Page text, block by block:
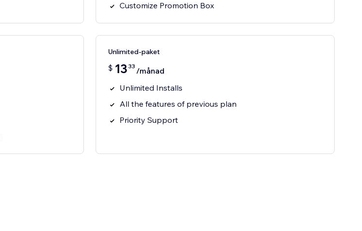
Customize Promotion Box
Unlimited-paket
$ 13 33 /månad
Unlimited Installs
All the features of previous plan
Priority Support